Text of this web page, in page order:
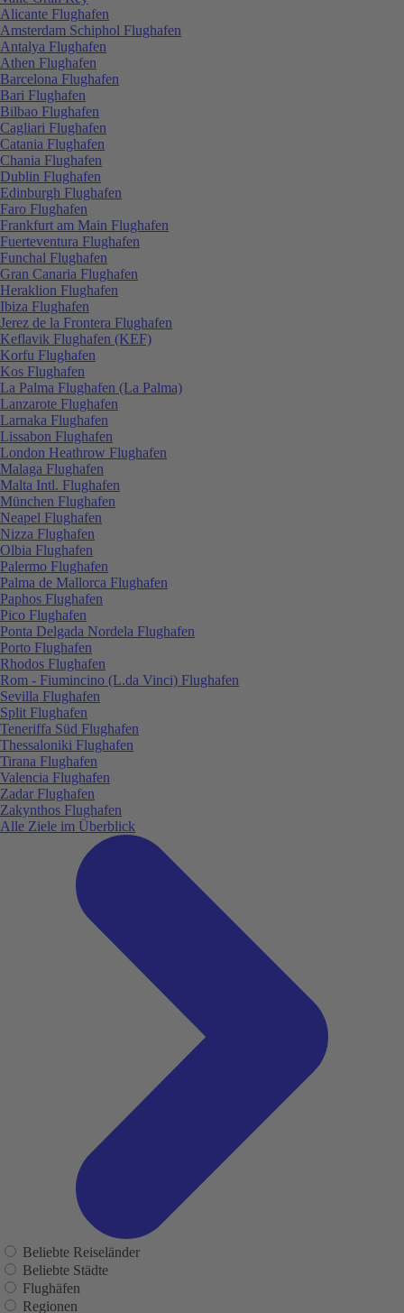
Alicante Flughafen
Amsterdam Schiphol Flughafen
Antalya Flughafen
Athen Flughafen
Barcelona Flughafen
Bari Flughafen
Bilbao Flughafen
Cagliari Flughafen
Catania Flughafen
Chania Flughafen
Dublin Flughafen
Edinburgh Flughafen
Faro Flughafen
Frankfurt am Main Flughafen
Fuerteventura Flughafen
Funchal Flughafen
Gran Canaria Flughafen
Heraklion Flughafen
Ibiza Flughafen
Jerez de la Frontera Flughafen
Keflavik Flughafen (KEF)
Korfu Flughafen
Kos Flughafen
La Palma Flughafen (La Palma)
Lanzarote Flughafen
Larnaka Flughafen
Lissabon Flughafen
London Heathrow Flughafen
Malaga Flughafen
Malta Intl. Flughafen
München Flughafen
Neapel Flughafen
Nizza Flughafen
Olbia Flughafen
Palermo Flughafen
Palma de Mallorca Flughafen
Paphos Flughafen
Pico Flughafen
Ponta Delgada Nordela Flughafen
Porto Flughafen
Rhodos Flughafen
Rom - Fiumincino (L.da Vinci) Flughafen
Sevilla Flughafen
Split Flughafen
Teneriffa Süd Flughafen
Thessaloniki Flughafen
Tirana Flughafen
Valencia Flughafen
Zadar Flughafen
Zakynthos Flughafen
Alle Ziele im Überblick
Beliebte Reiseländer
Beliebte Städte
Flughäfen
Regionen